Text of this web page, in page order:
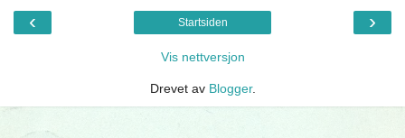
‹ ›
Startsiden
Vis nettversjon
Drevet av Blogger.